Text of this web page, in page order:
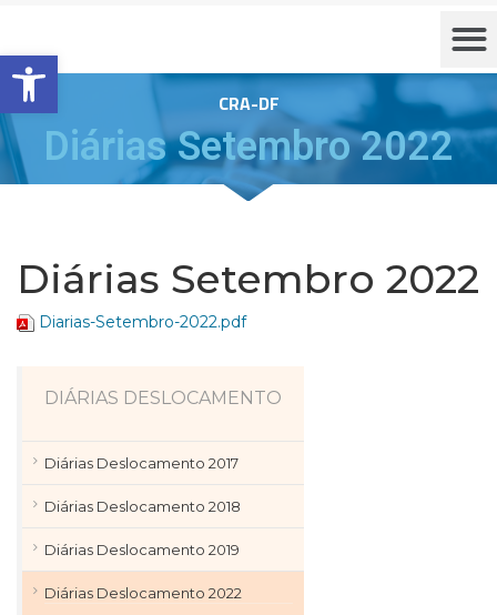
Barra de Ferramentas Aberta
CRA-DF
Diárias Setembro 2022
Diárias Setembro 2022
Diarias-Setembro-2022.pdf
DIÁRIAS DESLOCAMENTO
Diárias Deslocamento 2017
Diárias Deslocamento 2018
Diárias Deslocamento 2019
Diárias Deslocamento 2022